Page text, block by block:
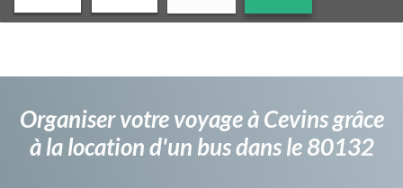
Organiser votre voyage à Cevins grâce
à la location d'un bus dans le 80132